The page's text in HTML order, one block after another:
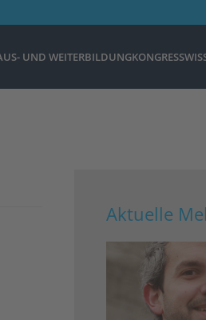
UND WEITERBILDUNGKONGRESS
Aktuelle